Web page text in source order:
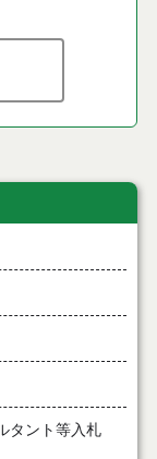
タント等入札